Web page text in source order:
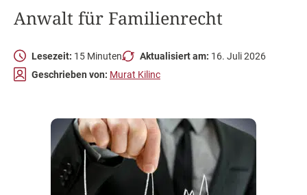
Anwalt für Familienrecht
Lesezeit: 15 Minuten Aktualisiert am: 16. Juli 2026
Geschrieben von: Murat Kilinc